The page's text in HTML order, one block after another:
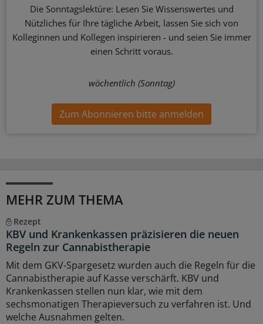
Die Sonntagslektüre: Lesen Sie Wissenswertes und
Nützliches für Ihre tägliche Arbeit, lassen Sie sich von
Kolleginnen und Kollegen inspirieren - und seien Sie immer
einen Schritt voraus.
wöchentlich (Sonntag)
Zum Abonnieren bitte anmelden
MEHR ZUM THEMA
Rezept
KBV und Krankenkassen präzisieren die neuen
Regeln zur Cannabistherapie
Mit dem GKV-Spargesetz wurden auch die Regeln für die
Cannabistherapie auf Kasse verschärft. KBV und
Krankenkassen stellen nun klar, wie mit dem
sechsmonatigen Therapieversuch zu verfahren ist. Und
welche Ausnahmen gelten.